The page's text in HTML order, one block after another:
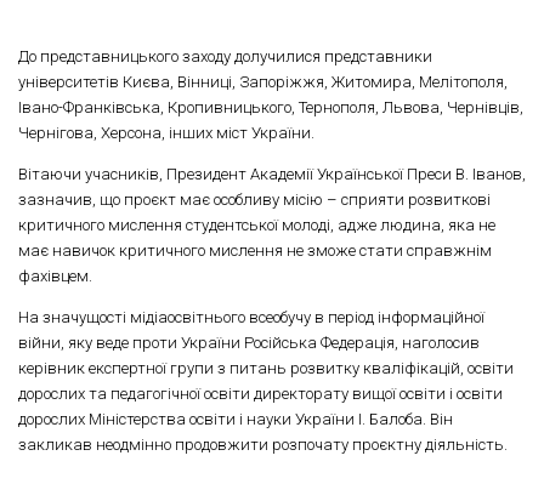
До представницького заходу долучилися представники
університетів Києва, Вінниці, Запоріжжя, Житомира, Мелітополя,
Івано-Франківська, Кропивницького, Тернополя, Львова, Чернівців,
Чернігова, Херсона, інших міст України.
Вітаючи учасників, Президент Академії Української Преси В. Іванов,
зазначив, що проєкт має особливу місію – сприяти розвиткові
критичного мислення студентської молоді, адже людина, яка не
має навичок критичного мислення не зможе стати справжнім
фахівцем.
На значущості мідіаосвітнього всеобучу в період інформаційної
війни, яку веде проти України Російська Федерація, наголосив
керівник експертної групи з питань розвитку кваліфікацій, освіти
дорослих та педагогічної освіти директорату вищої освіти і освіти
дорослих Міністерства освіти і науки України І. Балоба. Він
закликав неодмінно продовжити розпочату проєктну діяльність.